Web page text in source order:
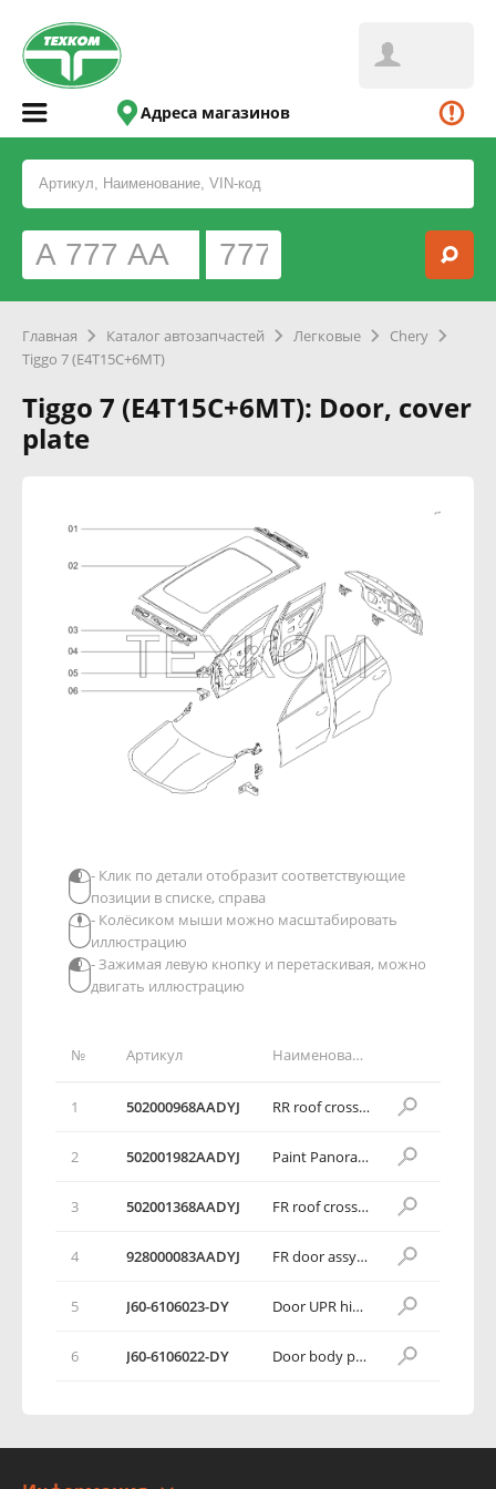
Адреса магазинов
Главная Каталог автозапчастей Легковые
Chery
Tiggo 7 (E4T15C+6MT)
Tiggo 7 (E4T15C+6MT): Door, cover
plate
№ Артикул Наименование детали
1 502000968AADYJ RR roof crossbeam assy
2 502001982AADYJ Paint Panorama sunroof/Roof assy
3 502001368AADYJ FR roof crossbeam assy
4 928000083AADYJ FR door assy RH
5 J60-6106023-DY Door UPR hinge assy RH
6 J60-6106022-DY Door body part assy RH
- Клик по детали отобразит соответствующие
позиции в списке, справа
- Колёсиком мыши можно масштабировать
иллюстрацию
- Зажимая левую кнопку и перетаскивая, можно
двигать иллюстрацию